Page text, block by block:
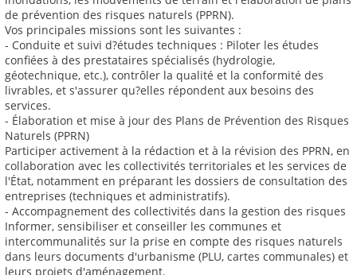
de prévention des risques naturels (PPRN).
Vos principales missions sont les suivantes :
- Conduite et suivi d?études techniques : Piloter les études
confiées à des prestataires spécialisés (hydrologie,
géotechnique, etc.), contrôler la qualité et la conformité des
livrables, et s'assurer qu?elles répondent aux besoins des
services.
- Élaboration et mise à jour des Plans de Prévention des Risques
Naturels (PPRN)
Participer activement à la rédaction et à la révision des PPRN, en
collaboration avec les collectivités territoriales et les services de
l'État, notamment en préparant les dossiers de consultation des
entreprises (techniques et administratifs).
- Accompagnement des collectivités dans la gestion des risques
Informer, sensibiliser et conseiller les communes et
intercommunalités sur la prise en compte des risques naturels
dans leurs documents d'urbanisme (PLU, cartes communales) et
leurs projets d'aménagement.